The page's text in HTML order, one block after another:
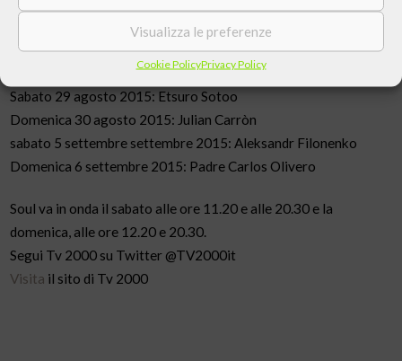
Visualizza le preferenze
Cookie PolicyPrivacy Policy
Le interviste andranno in onda nei seguenti giorni:
Sabato 22 agosto 2015: Wael Farouq
Domenica 23 agosto 2015: abate Mauro Giuseppe Lepori
Sabato 29 agosto 2015: Etsuro Sotoo
Domenica 30 agosto 2015: Julian Carròn
sabato 5 settembre settembre 2015: Aleksandr Filonenko
Domenica 6 settembre 2015: Padre Carlos Olivero
Soul va in onda il sabato alle ore 11.20 e alle 20.30 e la
domenica, alle ore 12.20 e 20.30.
Segui Tv 2000 su Twitter @TV2000it
Visita il sito di Tv 2000